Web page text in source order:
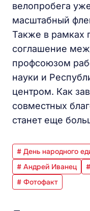
велопробега
масштабный
Также в рамках
соглашение
профсоюзом
науки и
центром. Как
совместных
станет еще
# День народного
# Андрей Иванец
# Фотофакт